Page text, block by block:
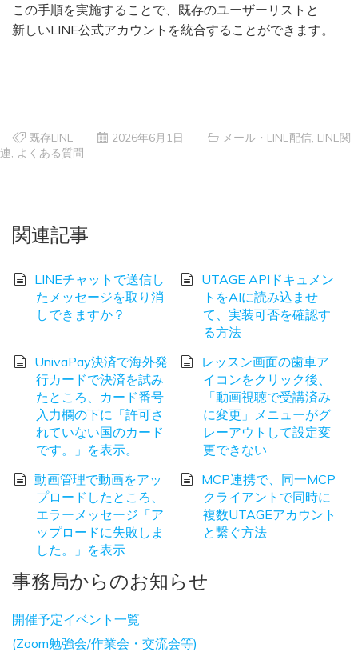
この手順を実施することで、既存のユーザーリストと
新しいLINE公式アカウントを統合することができます。
既存LINE 2026年6月1日 メール・LINE配信 LINE関
連 よくある質問
関連記事
LINEチャットで送信し
たメッセージを取り消
しできますか？
UTAGE APIドキュメン
トをAIに読み込ませ
て、実装可否を確認す
る方法
UnivaPay決済で海外発
行カードで決済を試み
たところ、カード番号
入力欄の下に「許可さ
れていない国のカード
です。」を表示。
レッスン画面の歯車ア
イコンをクリック後、
「動画視聴で受講済み
に変更」メニューがグ
レーアウトして設定変
更できない
動画管理で動画をアッ
プロードしたところ、
エラーメッセージ「ア
ップロードに失敗しま
した。」を表示
MCP連携で、同一MCP
クライアントで同時に
複数UTAGEアカウント
と繋ぐ方法
事務局からのお知らせ
開催予定イベント一覧
(Zoom勉強会/作業会・交流会等)